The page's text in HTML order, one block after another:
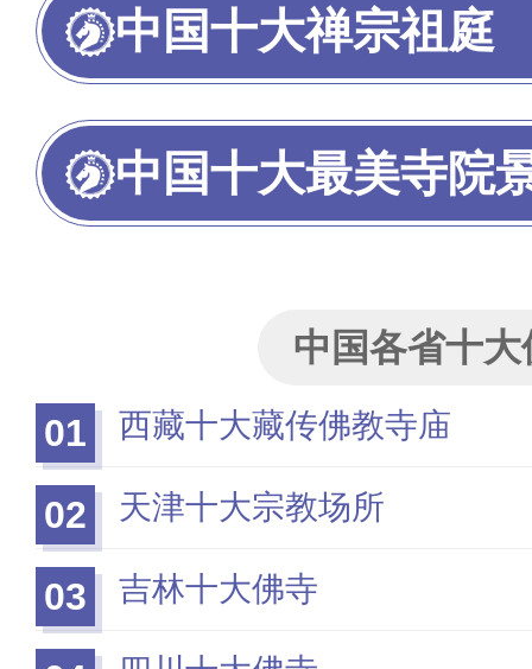
中国十大禅宗祖庭
中国十大最美寺院
中国各省十大
01
西藏十大藏传佛教寺庙
02 天津十大宗教场所
03 吉林十大佛寺